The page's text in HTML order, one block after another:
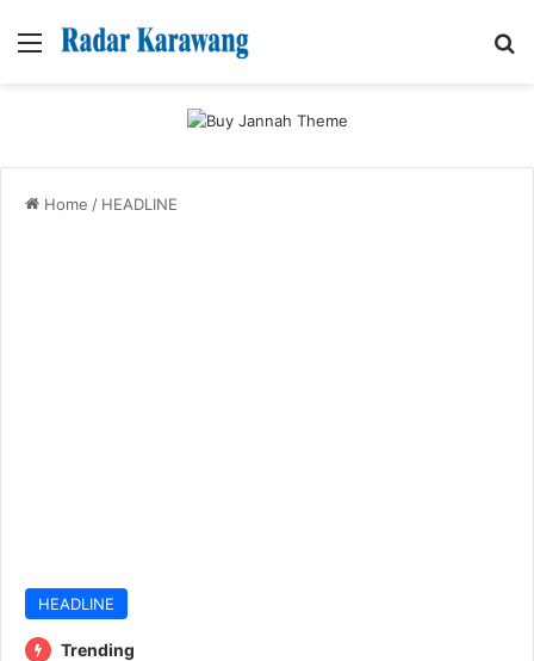
Menu
Home / HEADLINE
HEADLINE
Trending